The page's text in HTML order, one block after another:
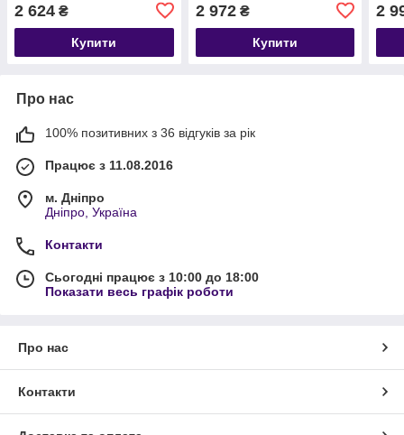
2 624 ₴
Купити
2 972₴
Купити
2
Про нас
100% позитивних з 36 відгуків за рік
Працює з 11.08.2016
м. Дніпро
Дніпро, Україна
Контакти
Сьогодні працює з 10:00 до 18:00
Показати весь графік роботи
Про нас
Контакти